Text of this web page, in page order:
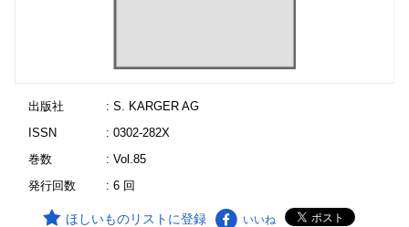
出版社
: S. KARGER AG
ISSN
: 0302-282X
巻数
: Vol.85
発行回数
: 6 回
ほしいものリストに登録 いいね